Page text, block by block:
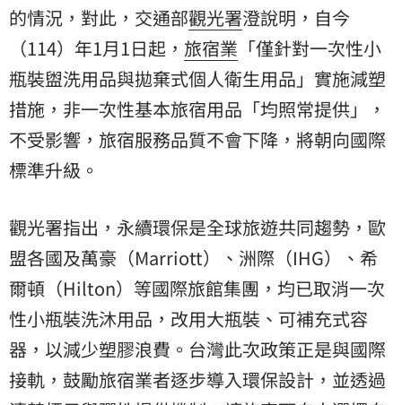
的情況，對此，交通部觀光署澄說明，自今
（114）年1月1日起， 旅宿業 「僅針對一次性小
瓶裝盥洗用品與拋棄式個人衛生用品」實施減塑
措施，非一次性基本旅宿用品「均照常提供」，
不受影響，旅宿服務品質不會下降，將朝向國際
標準升級。
觀光署指出，永續環保是全球旅遊共同趨勢，歐
盟各國及萬豪（Marriott）、洲際（IHG）、希
爾頓（Hilton）等國際旅館集團，均已取消一次
性小瓶裝洗沐用品，改用大瓶裝、可補充式容
器，以減少塑膠浪費。台灣此次政策正是與國際
接軌，鼓勵旅宿業者逐步導入環保設計，並透過